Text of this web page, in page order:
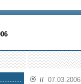
// 07.03.2006